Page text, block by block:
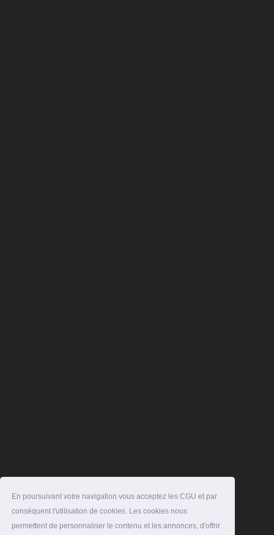
En poursuivant votre navigation vous acceptez les CGU et par
conséquent l'utilisation de cookies. Les cookies nous
permettent de personnaliser le contenu et les annonces, d'offrir